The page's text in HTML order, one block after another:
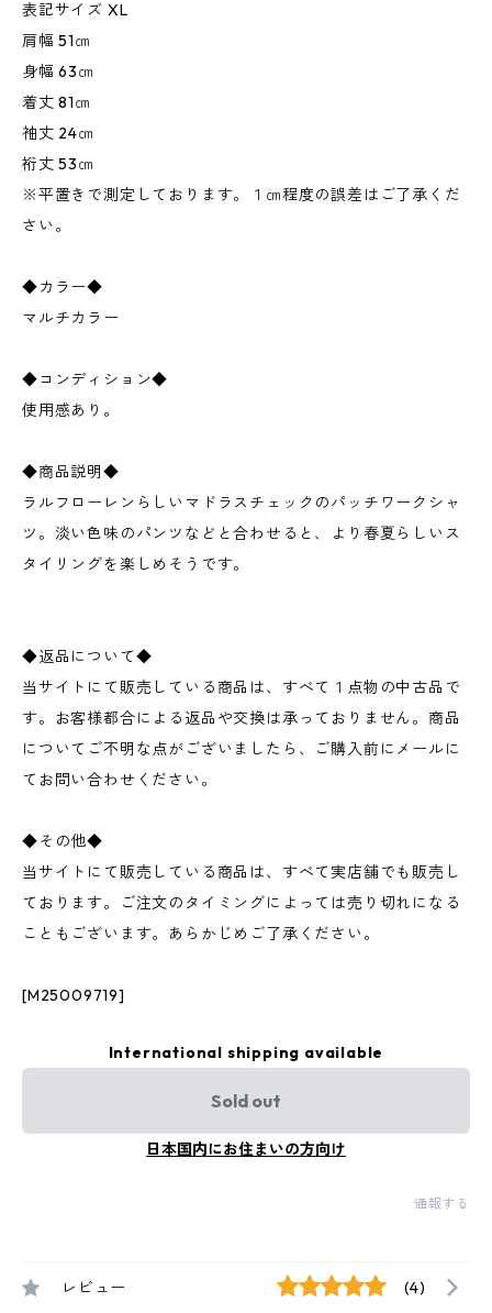
表記サイズ XL
肩幅 51㎝
身幅 63㎝
着丈 81㎝
袖丈 24㎝
裄丈 53㎝
※平置きで測定しております。１㎝程度の誤差はご了承くだ
さい。
◆カラー◆
マルチカラー
◆コンディション◆
使用感あり。
◆商品説明◆
ラルフローレンらしいマドラスチェックのパッチワークシャ
ツ。淡い色味のパンツなどと合わせると、より春夏らしいス
タイリングを楽しめそうです。
◆返品について◆
当サイトにて販売している商品は、すべて１点物の中古品で
す。お客様都合による返品や交換は承っておりません。商品
についてご不明な点がございましたら、ご購入前にメールに
てお問い合わせください。
◆その他◆
当サイトにて販売している商品は、すべて実店舗でも販売し
ております。ご注文のタイミングによっては売り切れになる
こともございます。あらかじめご了承ください。
[M25009719]
International shipping available
Sold out
日本国内にお住まいの方向け
通報する
レビュー (4)